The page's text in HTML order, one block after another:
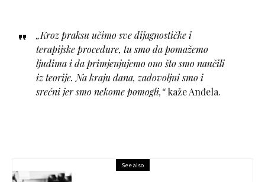
„Kroz praksu učimo sve dijagnostičke i
terapijske procedure, tu smo da pomažemo
ljudima i da primjenjujemo ono što smo naučili
iz teorije. Na kraju dana, zadovoljni smo i
srećni jer smo nekome pomogli,“kaže Anđela.
See also